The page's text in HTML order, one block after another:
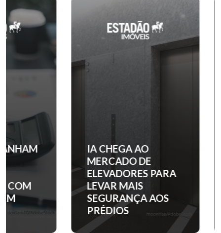
IA CHEGA AO
MERCADO DE
ELEVADORES PARA
LEVAR MAIS
SEGURANÇA AOS
PRÉDIOS
PAULO?